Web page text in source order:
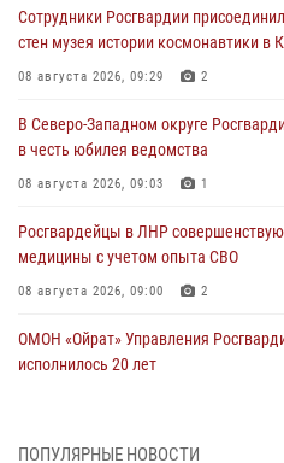
Сотрудники Росгвардии
стен музея истории космонавтики в
08 августа 2026, 09:29 2
В Северо-Западном округе
в честь юбилея ведомства
08 августа 2026, 09:03 1
Росгвардейцы в ЛНР
медицины с учетом опыта СВО
08 августа 2026, 09:00 2
ОМОН «Ойрат» Управления
исполнилось 20 лет
Военнослужащие Софринской
ПОПУЛЯРНЫЕ НОВОСТИ